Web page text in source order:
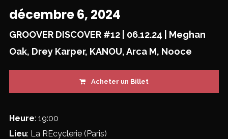
décembre 6, 2024
GROOVER DISCOVER #12 | 06.12.24 | Meghan
Oak, Drey Karper, KANOU, Arca M, Nooce
Acheter un Billet
Heure: 19:00
Lieu: La REcyclerie (Paris)